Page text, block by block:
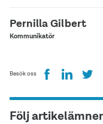
Pernilla Gilbert
Kommunikatör
Besök oss
Följ